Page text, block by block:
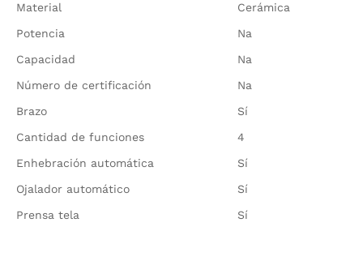
Material
Cerámica
Potencia
Na
Capacidad
Na
Número de certificación
Na
Brazo
Sí
Cantidad de funciones
4
Enhebración automática
Sí
Ojalador automático
Sí
Prensa tela
Sí